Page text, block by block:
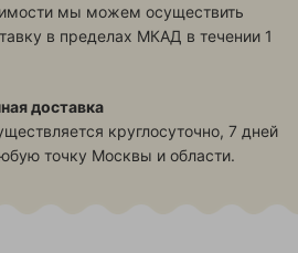
мы можем осуществить
в пределах МКАД в течении 1
доставка
круглосуточно, 7 дней
точку Москвы и области.